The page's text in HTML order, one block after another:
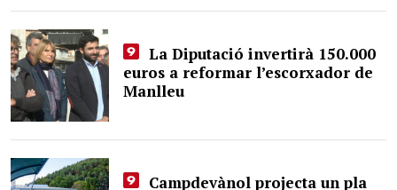
La Diputació invertirà 150.000
euros a reformar l’escorxador de
Manlleu
Campdevànol projecta un pla